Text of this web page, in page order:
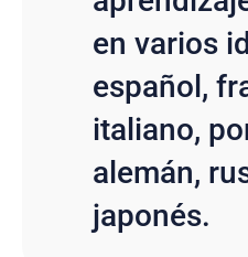
en varios
español,
italiano,
alemán,
japonés.